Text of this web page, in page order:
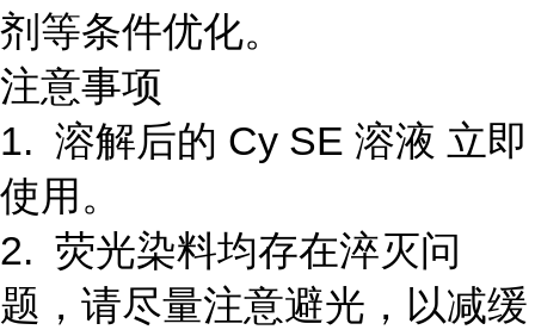
剂等条件优化。
注意事项
1. 溶解后的 Cy SE 溶液 立即
使用。
2. 荧光染料均存在淬灭问
题，请尽量注意避光，以减缓